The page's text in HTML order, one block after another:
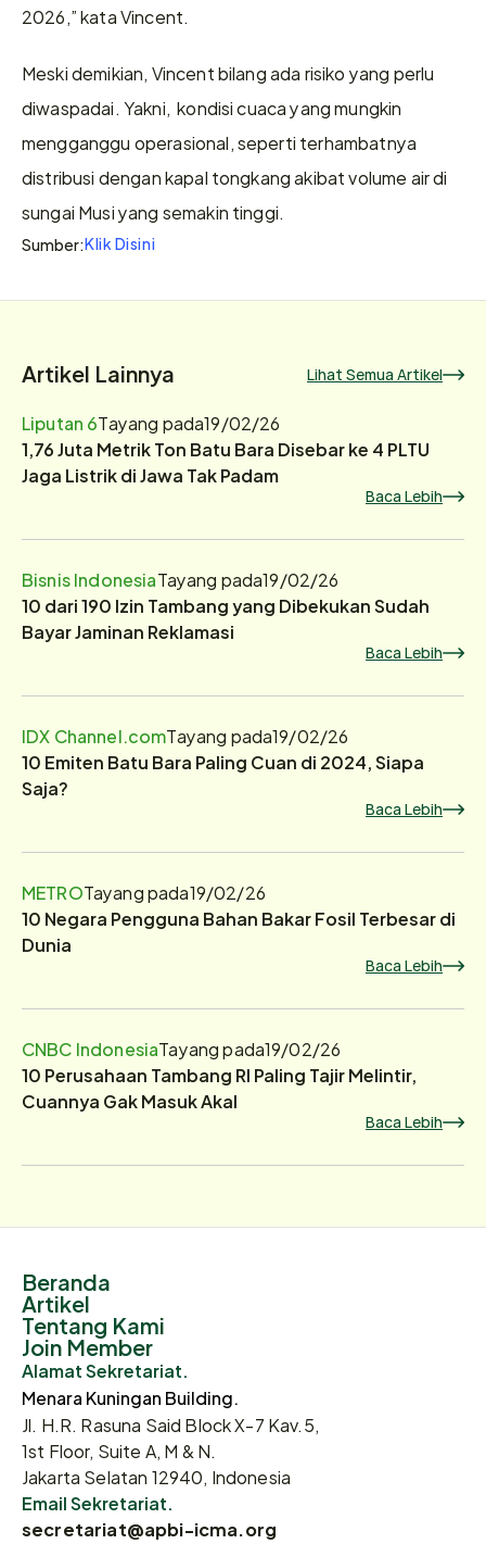
2026,” kata Vincent.
Meski demikian, Vincent bilang ada risiko yang perlu
diwaspadai. Yakni,  kondisi cuaca yang mungkin
mengganggu operasional, seperti terhambatnya
distribusi dengan kapal tongkang akibat volume air di
sungai Musi yang semakin tinggi.
Sumber:Klik Disini
Artikel Lainnya Lihat Semua Artikel
Liputan 6Tayang pada19/02/26
1,76 Juta Metrik Ton Batu Bara Disebar ke 4 PLTU
Jaga Listrik di Jawa Tak Padam
Baca Lebih
Bisnis IndonesiaTayang pada19/02/26
10 dari 190 Izin Tambang yang Dibekukan Sudah
Bayar Jaminan Reklamasi
Baca Lebih
IDX Channel.comTayang pada19/02/26
10 Emiten Batu Bara Paling Cuan di 2024, Siapa
Saja?
Baca Lebih
METROTayang pada19/02/26
10 Negara Pengguna Bahan Bakar Fosil Terbesar di
Dunia
Baca Lebih
CNBC IndonesiaTayang pada19/02/26
10 Perusahaan Tambang RI Paling Tajir Melintir,
Cuannya Gak Masuk Akal
Baca Lebih
Beranda
Artikel
Tentang Kami
Join Member
Alamat Sekretariat.
Menara Kuningan Building.
Jl. H.R. Rasuna Said Block X-7 Kav.5,
1st Floor, Suite A, M & N.
Jakarta Selatan 12940, Indonesia
Email Sekretariat.
secretariat@apbi-icma.org